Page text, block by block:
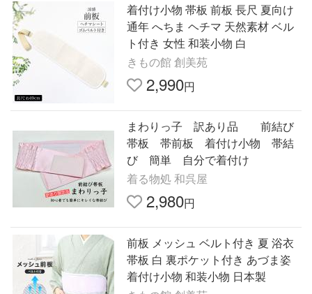
着付け小物 帯板 前板 長尺 夏向け
通年 へちま ヘチマ 天然素材 ベル
ト付き 女性 和装小物 白
きもの館 創美苑
2,990円
まわりっ子 訳あり品 前結び
帯板 帯前板 着付け小物 帯結
び 簡単 自分で着付け
着る物処 和呉屋
2,980円
前板 メッシュ ベルト付き 夏 浴衣
帯板 白 裏ポケット付き あづま姿
着付け小物 和装小物 日本製